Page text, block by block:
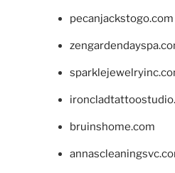
pecanjackstogo.com
bruinshome.com